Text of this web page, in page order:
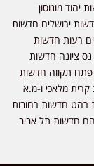
מונוסון
ירושלים חדשות
רעות חדשות
ציונה חדשות
פתח תקווה חדשות
קרית מלאכי ו-מ.א
רהט חדשות רחובות
חדשות תל אביב